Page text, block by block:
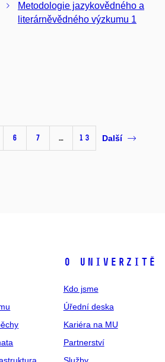
Metodologie jazykovědného a
literárněvědného výzkumu 1
6 7 … 13 Další
O univerzitě
Kdo jsme
Úřední deska
Kariéra na MU
Partnerství
Služby